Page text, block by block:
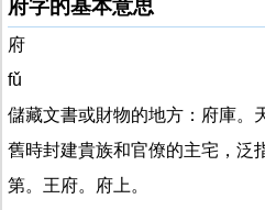
府字的基本意思
府
fǔ
儲藏文書或財物的地方：府庫。
舊時封建貴族和官僚的主宅，泛
第。王府。府上。